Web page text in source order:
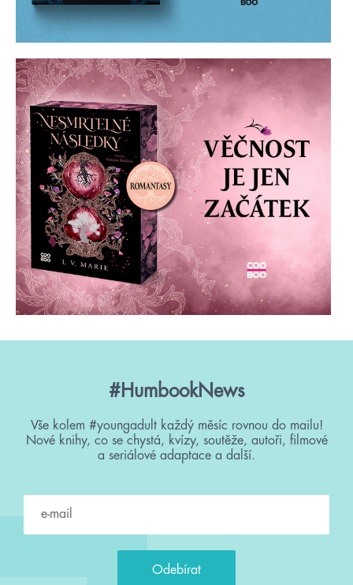
#HumbookNews
Vše kolem #youngadult každý měsíc rovnou do mailu!
Nové knihy, co se chystá, kvízy, soutěže, autoři, filmové
a seriálové adaptace a další.